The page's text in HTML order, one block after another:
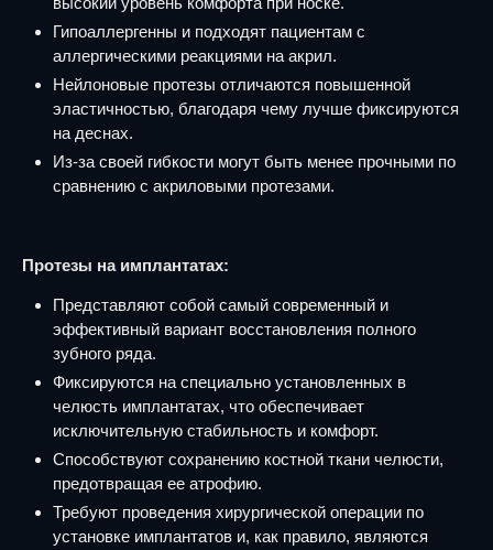
Гипоаллергенны и подходят пациентам с
аллергическими реакциями на акрил.
Нейлоновые протезы отличаются повышенной
эластичностью, благодаря чему лучше фиксируются
на деснах.
Из-за своей гибкости могут быть менее прочными по
сравнению с акриловыми протезами.
Протезы на имплантатах:
Представляют собой самый современный и
эффективный вариант восстановления полного
зубного ряда.
Фиксируются на специально установленных в
челюсть имплантатах, что обеспечивает
исключительную стабильность и комфорт.
Способствуют сохранению костной ткани челюсти,
предотвращая ее атрофию.
Требуют проведения хирургической операции по
установке имплантатов и, как правило, являются